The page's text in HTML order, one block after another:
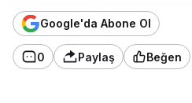
Google'da Abone Ol
0 Paylaş Beğen